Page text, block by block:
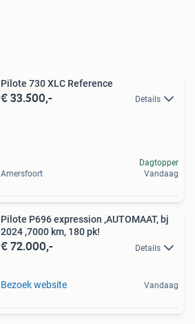
Pilote 730 XLC Reference
€ 33.500,- Details
Amersfoort
Dagtopper
Vandaag
Pilote P696 expression ,AUTOMAAT, bj
2024 ,7000 km, 180 pk!
€ 72.000,- Details
Bezoek website Vandaag